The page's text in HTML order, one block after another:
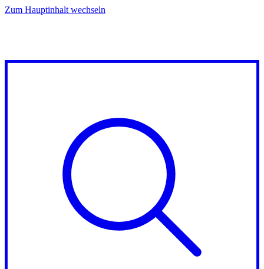
Zum Hauptinhalt wechseln